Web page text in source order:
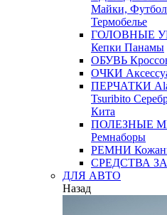
Майки,
Термобелье
ГОЛОВНЫЕ
Кепки Панамы
ОБУВЬ
ОЧКИ
ПЕРЧАТКИ
Tsuribito
Кита
ПОЛЕЗНЫЕ
Ремнаборы
РЕМНИ
СРЕДСТВА
ДЛЯ АВТО
Назад